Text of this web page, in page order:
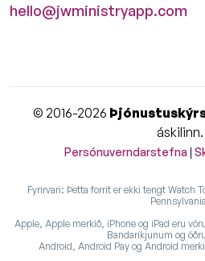
hello@jwministryapp.com
© 2016-2026
áskilinn.
Persónuverndarstefna|
Fyrirvari: Þetta forrit er ekki tengt Watch
Apple, Apple merkið, iPhone og iPad eru
Bandaríkjunum og
Android, Android Pay og Android